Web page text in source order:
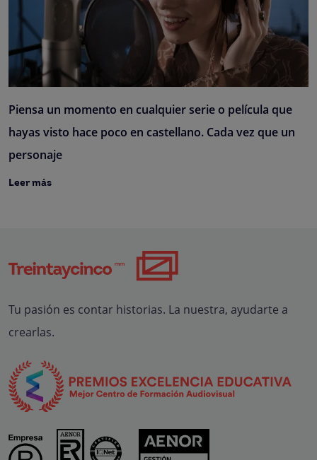
Piensa un momento en cualquier serie o película que
hayas visto hace poco en castellano. Cada vez que un
personaje
Leer más
Tu pasión es contar historias. La nuestra, ayudarte a
crearlas.